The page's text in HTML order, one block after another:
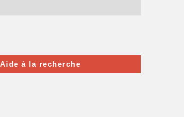
Aide à la recherche